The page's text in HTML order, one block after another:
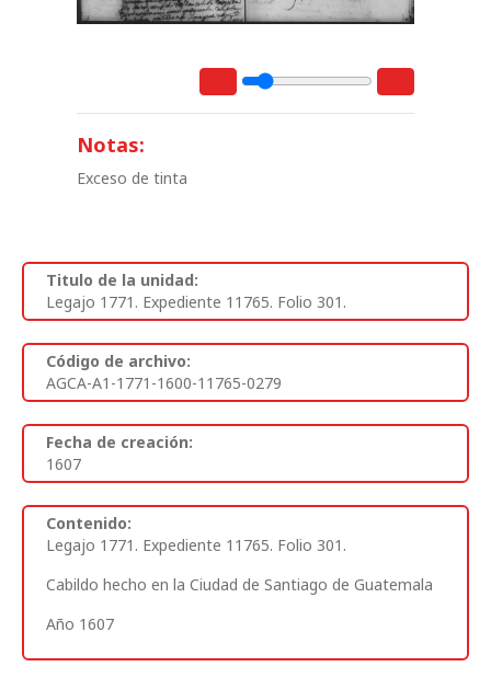
Notas:
Exceso de tinta
Titulo de la unidad:
Legajo 1771. Expediente 11765. Folio 301.
Código de archivo:
AGCA-A1-1771-1600-11765-0279
Fecha de creación:
1607
Contenido:
Legajo 1771. Expediente 11765. Folio 301.
Cabildo hecho en la Ciudad de Santiago de Guatemala
Año 1607